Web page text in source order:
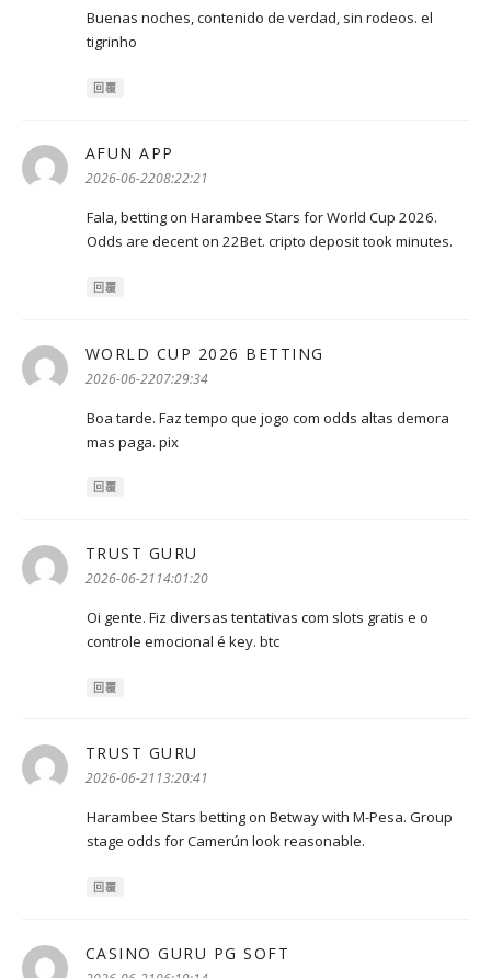
Buenas noches, contenido de verdad, sin rodeos. el
tigrinho
回覆
AFUN APP
示:
2026-06-2208:22:21
Fala, betting on Harambee Stars for World Cup 2026.
Odds are decent on 22Bet. cripto deposit took minutes.
回覆
WORLD CUP 2026 BETTING
2026-06-2207:29:34
Boa tarde. Faz tempo que jogo com odds altas demora
mas paga. pix
回覆
TRUST GURU
示:
2026-06-2114:01:20
Oi gente. Fiz diversas tentativas com slots gratis e o
controle emocional é key. btc
回覆
TRUST GURU
示:
2026-06-2113:20:41
Harambee Stars betting on Betway with M-Pesa. Group
stage odds for Camerún look reasonable.
回覆
CASINO GURU PG SOFT